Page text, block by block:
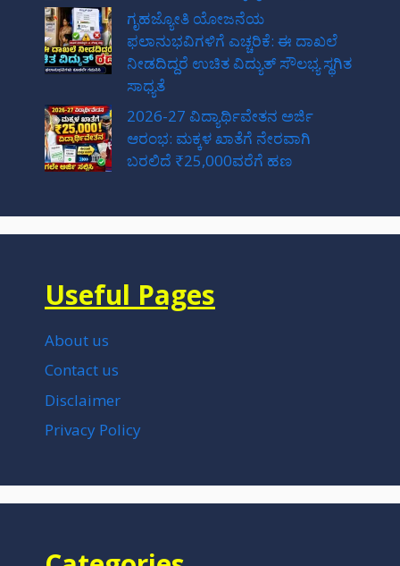
ಗೃಹಜ್ಯೋತಿ ಯೋಜನೆಯ
ಫಲಾನುಭವಿಗಳಿಗೆ ಎಚ್ಚರಿಕೆ: ಈ ದಾಖಲೆ
ನೀಡದಿದ್ದರೆ ಉಚಿತ ವಿದ್ಯುತ್ ಸೌಲಭ್ಯ ಸ್ಥಗಿತ
ಸಾಧ್ಯತೆ
2026-27 ವಿದ್ಯಾರ್ಥಿವೇತನ ಅರ್ಜಿ
ಆರಂಭ: ಮಕ್ಕಳ ಖಾತೆಗೆ ನೇರವಾಗಿ
ಬರಲಿದೆ ₹25,000ವರೆಗೆ ಹಣ
Useful Pages
About us
Contact us
Disclaimer
Privacy Policy